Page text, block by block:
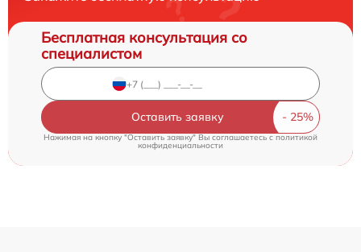
Бесплатная консультация со
специалистом
Оставить заявку
Нажимая на кнопку "Оставить заявку" Вы соглашаетесь cполитикой
конфиденциальности